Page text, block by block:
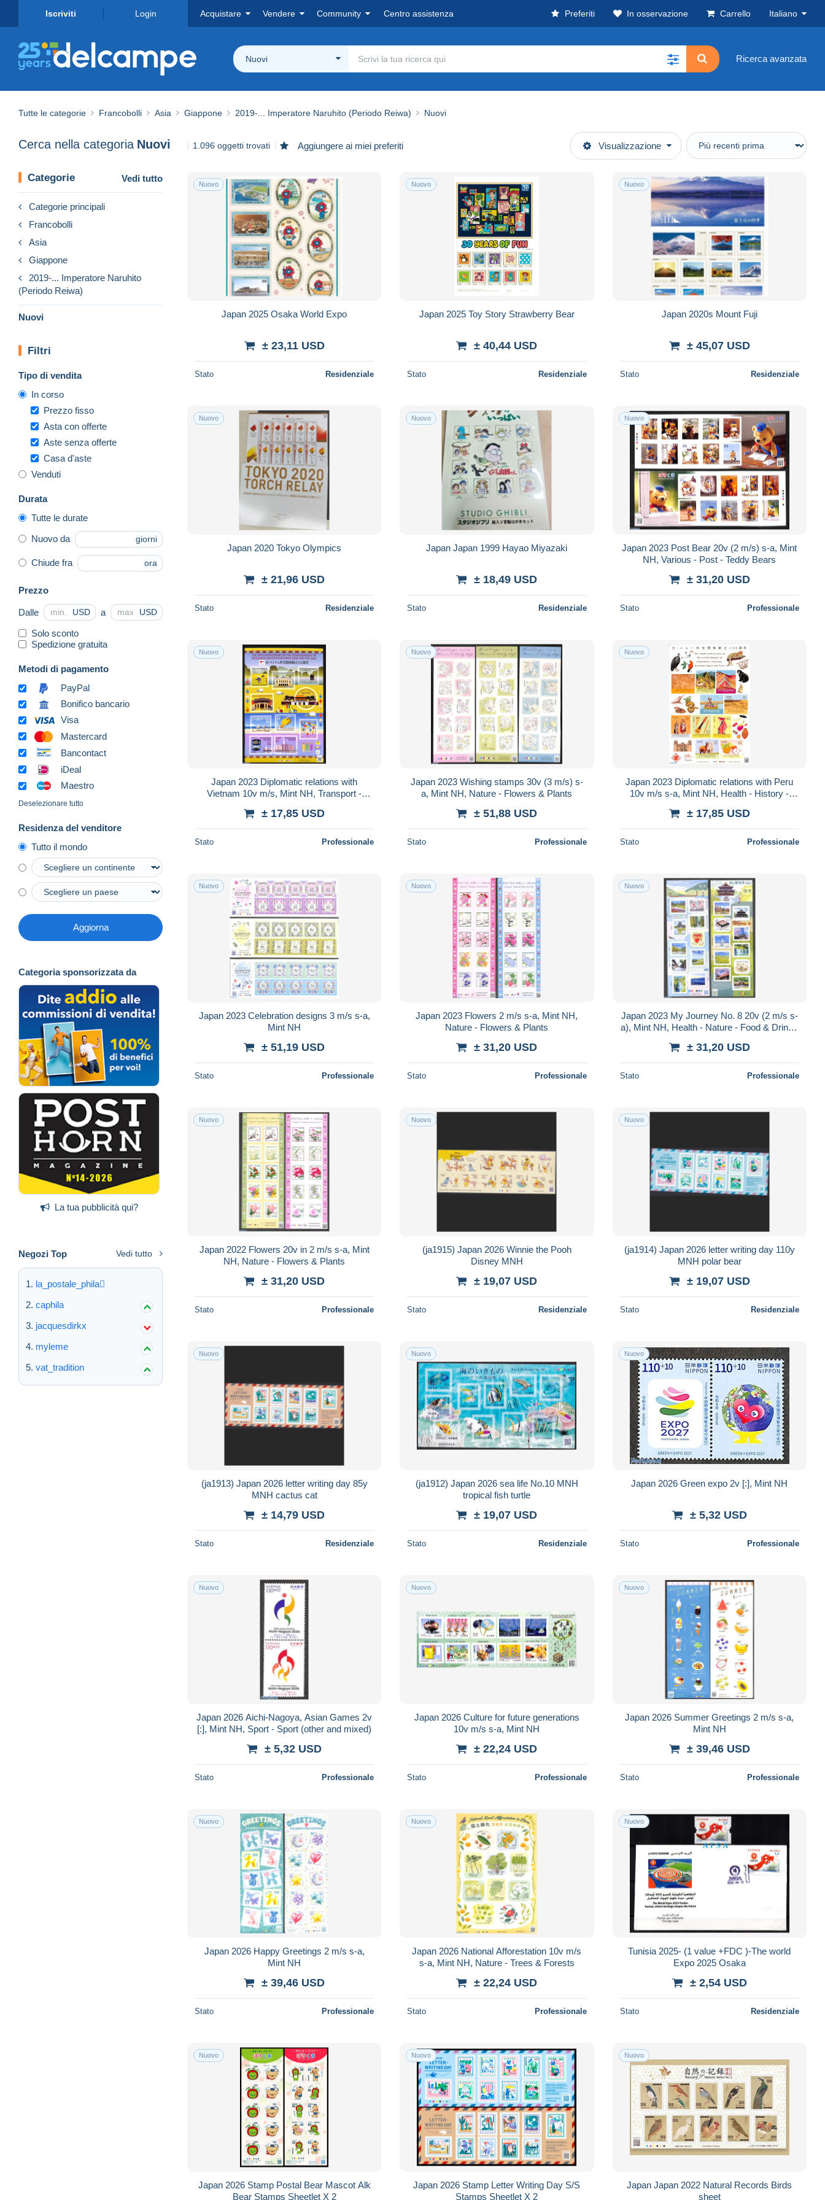
Iscriviti Login Acquistare Vendere Community Centro assistenza Preferiti In osservazione Carrello Italiano
Nuovi Ricerca avanzata
Tutte le categorie Francobolli Asia Giappone 2019-... Imperatore Naruhito (Periodo Reiwa) Nuovi
Cerca nella categoria Nuovi 1.096 oggetti trovati Aggiungere ai miei preferiti Visualizzazione
Categorie Vedi tutto
Categorie principali
Francobolli
Asia
Giappone
2019-... Imperatore Naruhito
(Periodo Reiwa)
Nuovi
Filtri
Tipo di vendita
In corso
Prezzo fisso
Asta con offerte
Aste senza offerte
Casa d'aste
Venduti
Durata
Tutte le durate
Nuovo da giorni
Chiude fra ora
Prezzo
Dalle USD a USD
Solo sconto
Spedizione gratuita
Metodi di pagamento
PayPal
Bonifico bancario
Visa
Mastercard
Bancontact
iDeal
Maestro
Deselezionare tutto
Residenza del venditore
Tutto il mondo
Aggiorna
Categoria sponsorizzata da
La tua pubblicità qui?
Negozi Top Vedi tutto
la_postale_phila
caphila
jacquesdirkx
myleme
vat_tradition
Nuovo
Japan 2025 Osaka World Expo
± 23,11 USD
Stato Residenziale
Nuovo
Japan 2025 Toy Story Strawberry Bear
± 40,44 USD
Stato Residenziale
Nuovo
Japan 2020s Mount Fuji
± 45,07 USD
Stato Residenziale
Nuovo
Japan 2020 Tokyo Olympics
± 21,96 USD
Stato Residenziale
Nuovo
Japan Japan 1999 Hayao Miyazaki
± 18,49 USD
Stato Residenziale
Nuovo
Japan 2023 Post Bear 20v (2 m/s) s-a, Mint
NH, Various - Post - Teddy Bears
± 31,20 USD
Stato Professionale
Nuovo
Japan 2023 Diplomatic relations with
Vietnam 10v m/s, Mint NH, Transport -
± 17,85 USD
Stato Professionale
Nuovo
Japan 2023 Wishing stamps 30v (3 m/s) s-
a, Mint NH, Nature - Flowers & Plants
± 51,88 USD
Stato Professionale
Nuovo
Japan 2023 Diplomatic relations with Peru
10v m/s s-a, Mint NH, Health - History -
± 17,85 USD
Stato Professionale
Nuovo
Japan 2023 Celebration designs 3 m/s s-a,
Mint NH
± 51,19 USD
Stato Professionale
Nuovo
Japan 2023 Flowers 2 m/s s-a, Mint NH,
Nature - Flowers & Plants
± 31,20 USD
Stato Professionale
Nuovo
Japan 2023 My Journey No. 8 20v (2 m/s s-
a), Mint NH, Health - Nature - Food & Drink -
± 31,20 USD
Stato Professionale
Nuovo
Japan 2022 Flowers 20v in 2 m/s s-a, Mint
NH, Nature - Flowers & Plants
± 31,20 USD
Stato Professionale
Nuovo
(ja1915) Japan 2026 Winnie the Pooh
Disney MNH
± 19,07 USD
Stato Residenziale
Nuovo
(ja1914) Japan 2026 letter writing day 110y
MNH polar bear
± 19,07 USD
Stato Residenziale
Nuovo
(ja1913) Japan 2026 letter writing day 85y
MNH cactus cat
± 14,79 USD
Stato Residenziale
Nuovo
(ja1912) Japan 2026 sea life No.10 MNH
tropical fish turtle
± 19,07 USD
Stato Residenziale
Nuovo
Japan 2026 Green expo 2v [:], Mint NH
± 5,32 USD
Stato Professionale
Nuovo
Japan 2026 Aichi-Nagoya, Asian Games 2v
[:], Mint NH, Sport - Sport (other and mixed)
± 5,32 USD
Stato Professionale
Nuovo
Japan 2026 Culture for future generations
10v m/s s-a, Mint NH
± 22,24 USD
Stato Professionale
Nuovo
Japan 2026 Summer Greetings 2 m/s s-a,
Mint NH
± 39,46 USD
Stato Professionale
Nuovo
Japan 2026 Happy Greetings 2 m/s s-a,
Mint NH
± 39,46 USD
Stato Professionale
Nuovo
Japan 2026 National Afforestation 10v m/s
s-a, Mint NH, Nature - Trees & Forests
± 22,24 USD
Stato Professionale
Nuovo
Tunisia 2025- (1 value +FDC )-The world
Expo 2025 Osaka
± 2,54 USD
Stato Residenziale
Nuovo
Japan 2026 Stamp Postal Bear Mascot Alk
Bear Stamps Sheetlet X 2
Nuovo
Japan 2026 Stamp Letter Writing Day S/S
Stamps Sheetlet X 2
Nuovo
Japan Japan 2022 Natural Records Birds
sheet